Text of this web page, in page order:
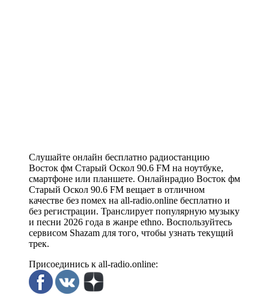
Слушайте онлайн бесплатно радиостанцию
Восток фм Старый Оскол 90.6 FM на ноутбуке,
смартфоне или планшете. Онлайнрадио Восток фм
Старый Оскол 90.6 FM вещает в отличном
качестве без помех на all-radio.online бесплатно и
без регистрации. Транслирует популярную музыку
и песни 2026 года в жанре ethno. Воспользуйтесь
сервисом Shazam для того, чтобы узнать текущий
трек.
Присоединись к all-radio.online: